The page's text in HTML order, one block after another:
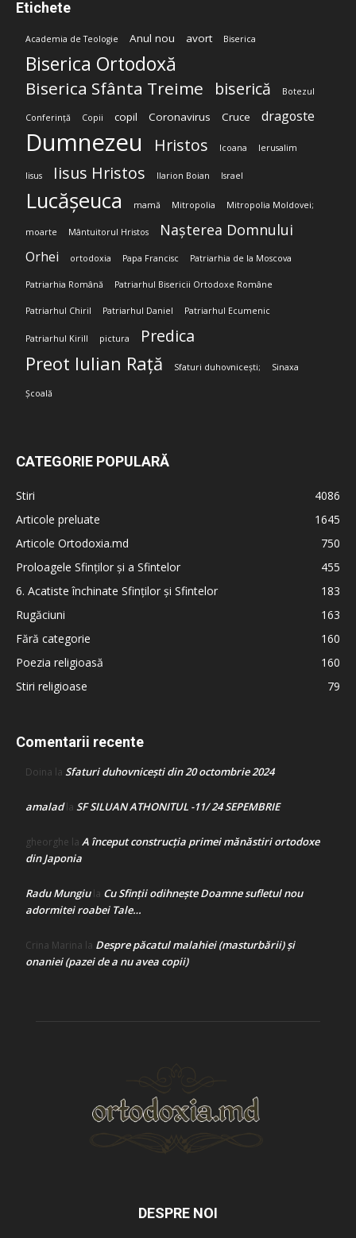
Etichete
Academia de Teologie Anul nou avort Biserica
Biserica Ortodoxă
Biserica Sfânta Treime biserică Botezul
Conferință Copii copil Coronavirus Cruce dragoste
Dumnezeu Hristos Icoana Ierusalim
Iisus Iisus Hristos Ilarion Boian Israel
Lucășeuca mamă Mitropolia Mitropolia Moldovei;
moarte Mântuitorul Hristos Nașterea Domnului
Orhei ortodoxia Papa Francisc Patriarhia de la Moscova
Patriarhia Română Patriarhul Bisericii Ortodoxe Române
Patriarhul Chiril Patriarhul Daniel Patriarhul Ecumenic
Patriarhul Kirill pictura Predica
Preot Iulian Rață Sfaturi duhovnicești; Sinaxa
Școală
CATEGORIE POPULARĂ
Stiri
4086
Articole preluate
1645
Articole Ortodoxia.md
750
Proloagele Sfinților și a Sfintelor
455
6. Acatiste închinate Sfinților și Sfintelor
183
Rugăciuni
163
Fără categorie
160
Poezia religioasă
160
Stiri religioase
79
Comentarii recente
Doina la Sfaturi duhovnicești din 20 octombrie 2024
amaladla SF SILUAN ATHONITUL -11/ 24 SEPEMBRIE
gheorghe la A început construcţia primei mănăstiri ortodoxe
din Japonia
Radu Mungiula Cu Sfinții odihnește Doamne sufletul nou
adormitei roabei Tale…
Crina Marina la Despre păcatul malahiei (masturbării) şi
onaniei (pazei de a nu avea copii)
DESPRE NOI